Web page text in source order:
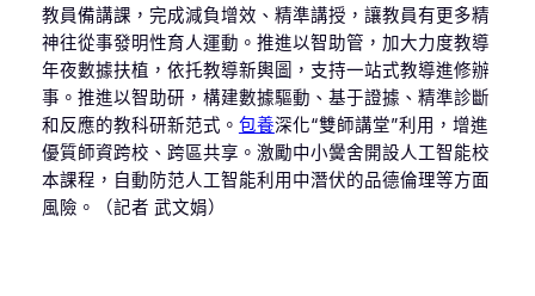
教員備講課，完成減負增效、精準講授，讓教員有更多精
神往從事發明性育人運動。推進以智助管，加大力度教導
年夜數據扶植，依托教導新輿圖，支持一站式教導進修辦
事。推進以智助研，構建數據驅動、基于證據、精準診斷
和反應的教科研新范式。 包養深化“雙師講堂”利用，增進
優質師資跨校、跨區共享。激勵中小黌舍開設人工智能校
本課程，自動防范人工智能利用中潛伏的品德倫理等方面
風險。（記者 武文娟）